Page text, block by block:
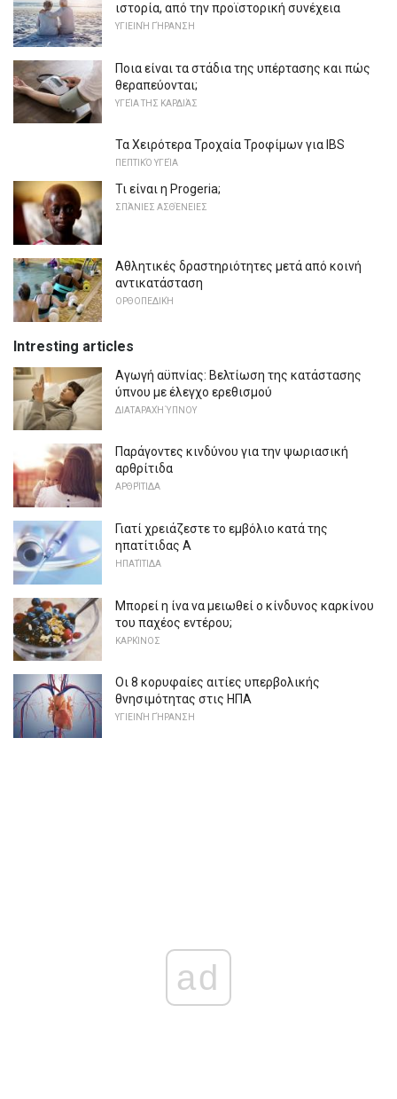
ιστορία, από την προϊστορική συνέχεια
ΥΓΙΕΙΝΉ ΓΉΡΑΝΣΗ
Ποια είναι τα στάδια της υπέρτασης και πώς
θεραπεύονται;
ΥΓΕΊΑ ΤΗΣ ΚΑΡΔΙΆΣ
Τα Χειρότερα Τροχαία Τροφίμων για IBS
ΠΕΠΤΙΚΌ ΥΓΕΊΑ
Τι είναι η Progeria;
ΣΠΆΝΙΕΣ ΑΣΘΈΝΕΙΕΣ
Αθλητικές δραστηριότητες μετά από κοινή
αντικατάσταση
ΟΡΘΟΠΕΔΙΚΉ
Intresting articles
Αγωγή αϋπνίας: Βελτίωση της κατάστασης
ύπνου με έλεγχο ερεθισμού
ΔΙΑΤΑΡΑΧΉ ΎΠΝΟΥ
Παράγοντες κινδύνου για την ψωριασική
αρθρίτιδα
ΑΡΘΡΊΤΙΔΑ
Γιατί χρειάζεστε το εμβόλιο κατά της
ηπατίτιδας Α
ΗΠΑΤΊΤΙΔΑ
Μπορεί η ίνα να μειωθεί ο κίνδυνος καρκίνου
του παχέος εντέρου;
ΚΑΡΚΊΝΟΣ
Οι 8 κορυφαίες αιτίες υπερβολικής
θνησιμότητας στις ΗΠΑ
ΥΓΙΕΙΝΉ ΓΉΡΑΝΣΗ
ad